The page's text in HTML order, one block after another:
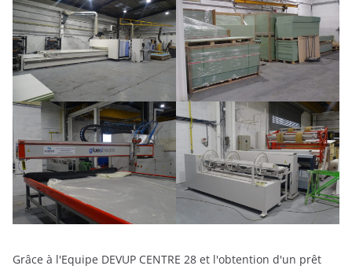
Grâce à l'Equipe DEVUP CENTRE 28 et l'obtention d'un prêt